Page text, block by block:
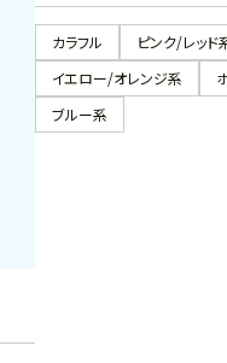
カラフル
ピンク/レッド
イエロー/オレンジ系
ブルー系